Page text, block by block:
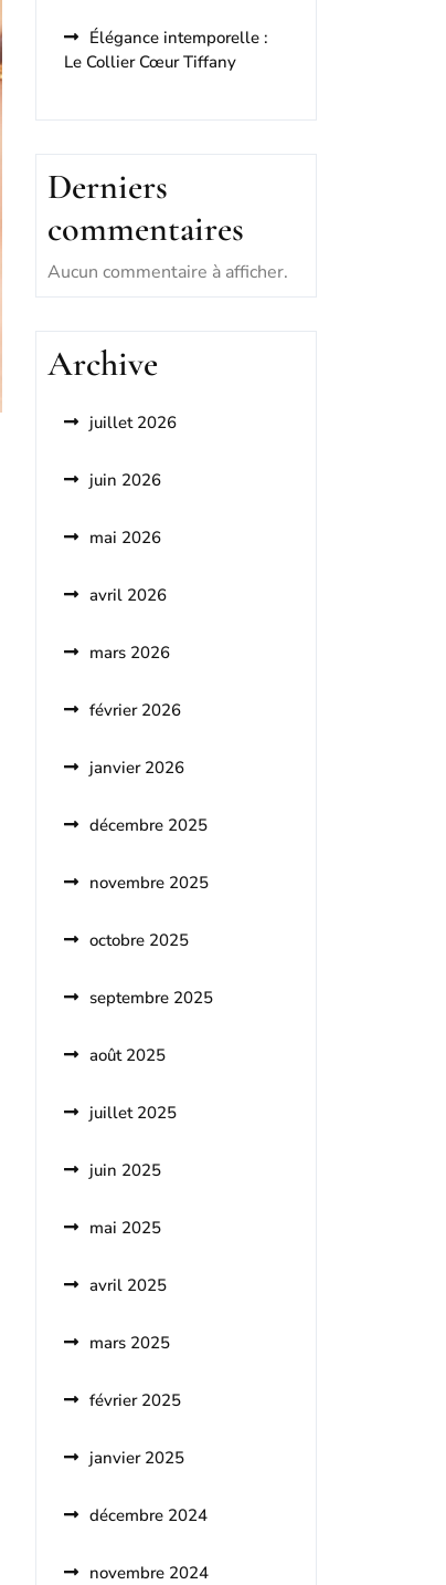
Élégance intemporelle :
Le Collier Cœur Tiffany
Derniers
commentaires
Aucun commentaire à afficher.
Archive
juillet 2026
juin 2026
mai 2026
avril 2026
mars 2026
février 2026
janvier 2026
décembre 2025
novembre 2025
octobre 2025
septembre 2025
août 2025
juillet 2025
juin 2025
mai 2025
avril 2025
mars 2025
février 2025
janvier 2025
décembre 2024
novembre 2024